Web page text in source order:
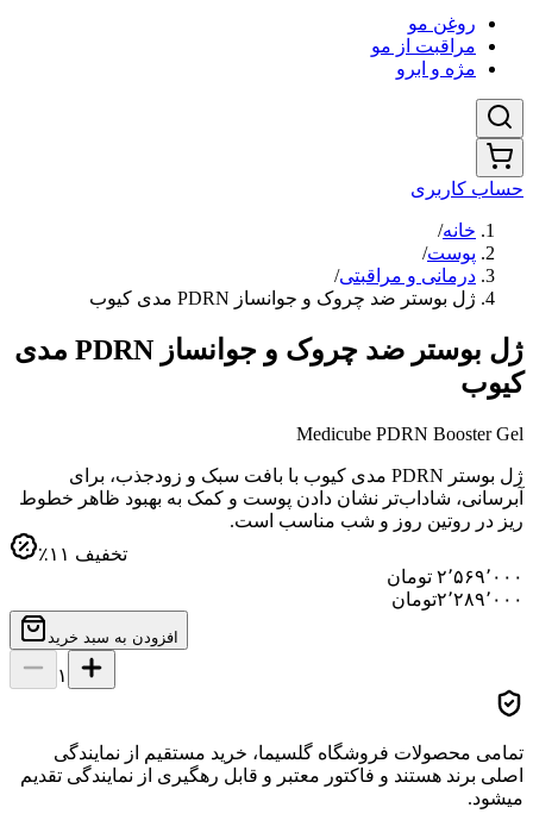
روغن مو
مراقبت از مو
مژه و ابرو
حساب کاربری
خانه/
پوست/
درمانی و مراقبتی/
ژل بوستر ضد چروک و جوانساز PDRN مدی کیوب
ژل بوستر ضد چروک و جوانساز PDRN مدی
کیوب
Medicube PDRN Booster Gel
ژل بوستر PDRN مدی کیوب با بافت سبک و زودجذب، برای
آبرسانی، شاداب‌تر نشان دادن پوست و کمک به بهبود ظاهر خطوط
ریز در روتین روز و شب مناسب است.
٪۱۱ تخفیف
۲٬۵۶۹٬۰۰۰ تومان
۲٬۲۸۹٬۰۰۰تومان
افزودن به سبد خرید
۱
تمامی محصولات فروشگاه گلسیما، خرید مستقیم از نمایندگی
اصلی برند هستند و فاکتور معتبر و قابل رهگیری از نمایندگی تقدیم
میشود.